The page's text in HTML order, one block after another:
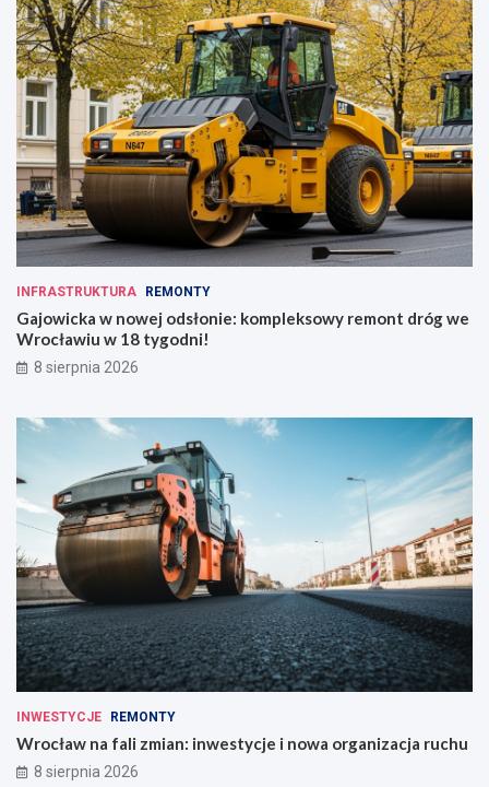
INFRASTRUKTURA REMONTY
Gajowicka w nowej odsłonie: kompleksowy remont dróg we
Wrocławiu w 18 tygodni!
8 sierpnia 2026
INWESTYCJE REMONTY
Wrocław na fali zmian: inwestycje i nowa organizacja ruchu
8 sierpnia 2026